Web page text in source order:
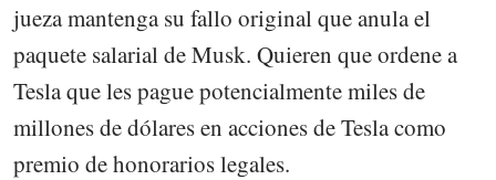
jueza mantenga su fallo original que anula el
paquete salarial de Musk. Quieren que ordene a
Tesla que les pague potencialmente miles de
millones de dólares en acciones de Tesla como
premio de honorarios legales.